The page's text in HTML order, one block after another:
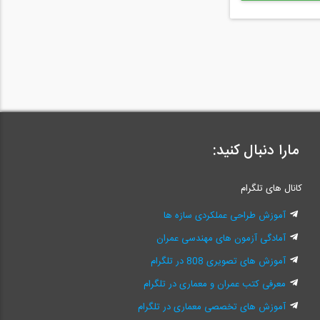
مارا دنبال کنید:
کانال های تلگرام
آموزش طراحی عملکردی سازه ها
آمادگی آزمون های مهندسی عمران
آموزش های تصویری 808 در تلگرام
معرفی کتب عمران و معماری در تلگرام
آموزش های تخصصی معماری در تلگرام